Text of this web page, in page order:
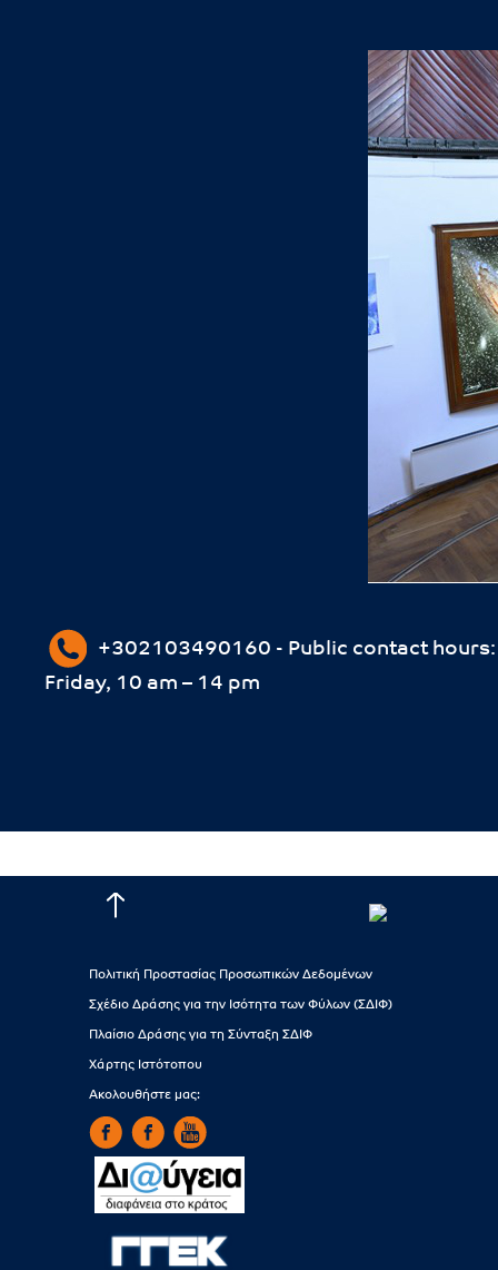
+302103490160 - Public contact
Friday, 10 am – 14 pm
Πολιτική Προστασίας Προσωπικών Δεδομένων
Σχέδιο Δράσης για την Ισότητα των Φύλων (ΣΔΙΦ)
Πλαίσιο Δράσης για τη Σύνταξη ΣΔΙΦ
Χάρτης Ιστότοπου
Ακολουθήστε μας: